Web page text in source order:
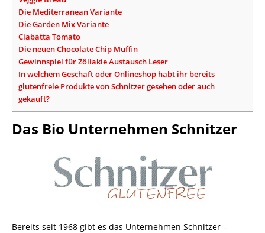
Die Mediterranean Variante
Die Garden Mix Variante
Ciabatta Tomato
Die neuen Chocolate Chip Muffin
Gewinnspiel für Zöliakie Austausch Leser
In welchem Geschäft oder Onlineshop habt ihr bereits
glutenfreie Produkte von Schnitzer gesehen oder auch
gekauft?
Das Bio Unternehmen Schnitzer
Bereits seit 1968 gibt es das Unternehmen Schnitzer –